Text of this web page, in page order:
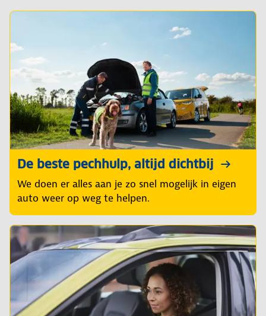
De beste pechhulp, altijd dichtbij
We doen er alles aan je zo snel mogelijk in eigen
auto weer op weg te helpen.